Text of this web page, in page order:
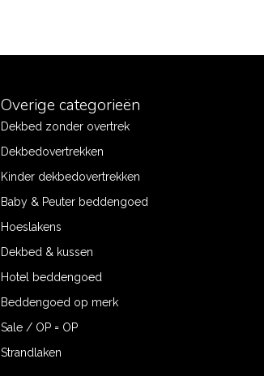
Overige categorieën
Dekbed zonder overtrek
Dekbedovertrekken
Kinder dekbedovertrekken
Baby & Peuter beddengoed
Hoeslakens
Dekbed & kussen
Hotel beddengoed
Beddengoed op merk
Sale / OP = OP
Strandlaken